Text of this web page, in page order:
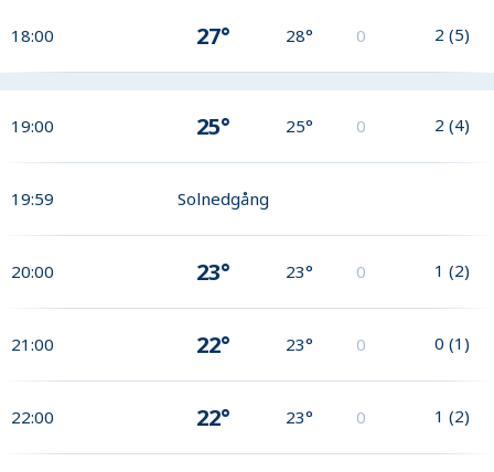
18:00 27° 28° 0 2 (5)
19:00 25° 25° 0 2 (4)
19:59 Solnedgång
20:00 23° 23° 0 1 (2)
21:00 22° 23° 0 0 (1)
22:00 22° 23° 0 1 (2)